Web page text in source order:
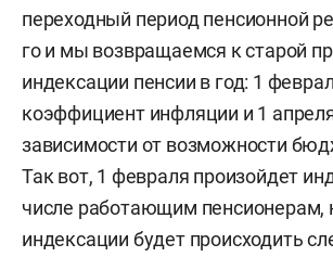
переходный период пенсионной
го и мы возвращаемся к старой
индексации пенсии в год: 1
коэффициент инфляции и 1
зависимости от возможности
Так вот, 1 февраля произойдет
числе работающим пенсионерам,
индексации будет происходить